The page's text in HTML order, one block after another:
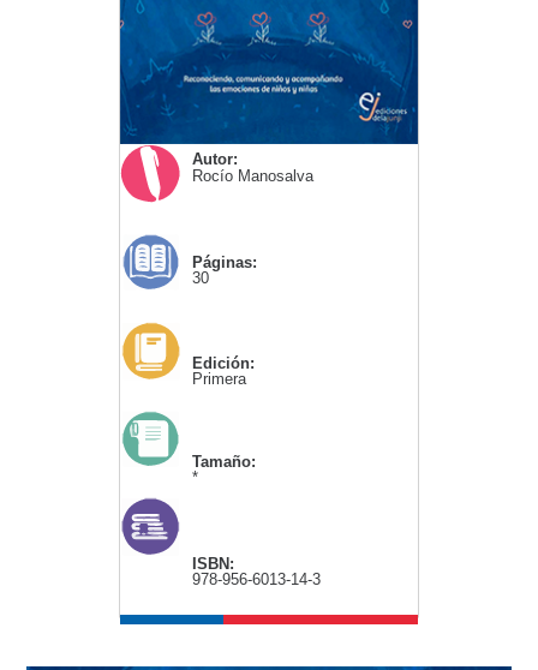
Autor:
Rocío Manosalva
Páginas:
30
Edición:
Primera
Tamaño:
*
ISBN:
978-956-6013-14-3